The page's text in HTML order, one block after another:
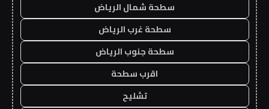
سطحة شمال الرياض
سطحة غرب الرياض
سطحة جنوب الرياض
اقرب سطحة
تشليح